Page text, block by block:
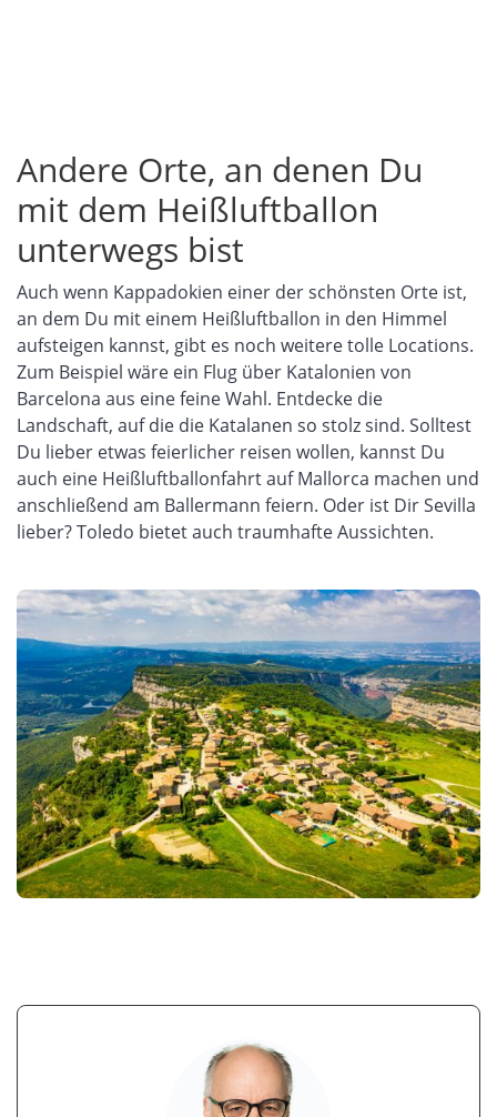
Andere Orte, an denen Du
mit dem Heißluftballon
unterwegs bist
Auch wenn Kappadokien einer der schönsten Orte ist,
an dem Du mit einem Heißluftballon in den Himmel
aufsteigen kannst, gibt es noch weitere tolle Locations.
Zum Beispiel wäre ein Flug über Katalonien von
Barcelona aus eine feine Wahl. Entdecke die
Landschaft, auf die die Katalanen so stolz sind. Solltest
Du lieber etwas feierlicher reisen wollen, kannst Du
auch eine Heißluftballonfahrt auf Mallorca machen und
anschließend am Ballermann feiern. Oder ist Dir Sevilla
lieber? Toledo bietet auch traumhafte Aussichten.